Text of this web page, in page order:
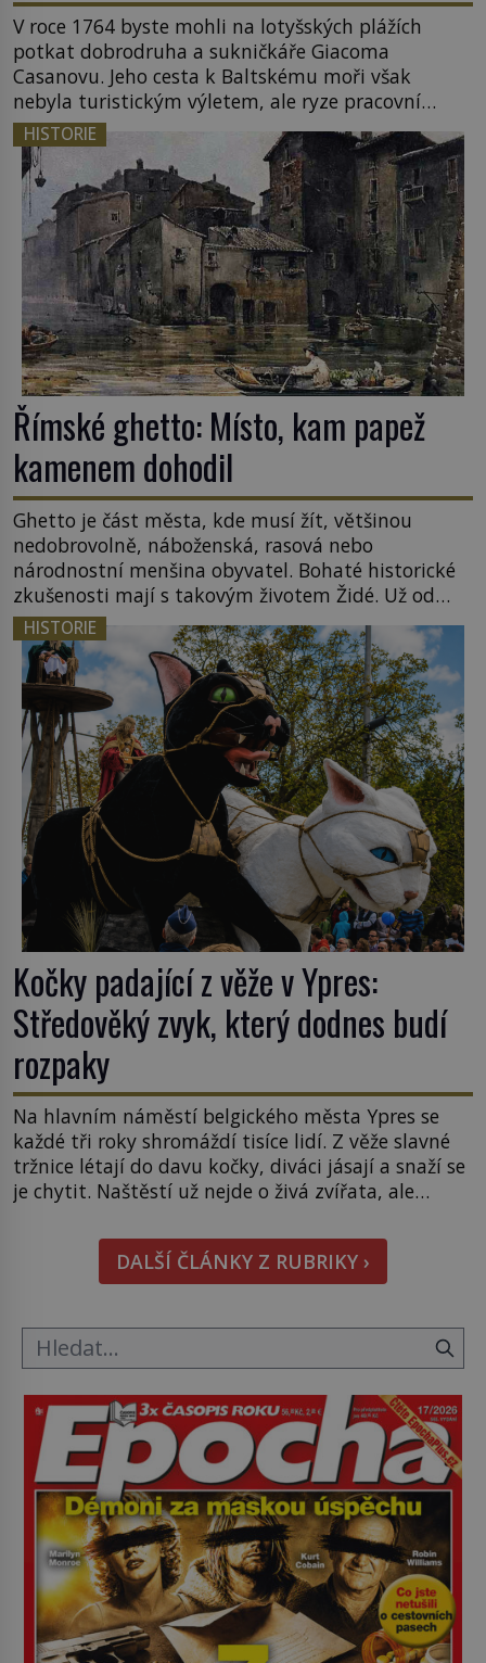
V roce 1764 byste mohli na lotyšských plážích
potkat dobrodruha a sukničkáře Giacoma
Casanovu. Jeho cesta k Baltskému moři však
nebyla turistickým výletem, ale ryze pracovní
cestou se zištnými úmysly. Jaký cíl Casanova
sledoval, když se například procházel uličkami
lotyšské Rigy? Casanova v Pobaltí kontaktoval
tamní zednářské lóže. Nebyl v této oblasti žádným
nováčkem, protože do zednářské […]
HISTORIE
Římské ghetto: Místo, kam papež
kamenem dohodil
Ghetto je část města, kde musí žít, většinou
nedobrovolně, náboženská, rasová nebo
národnostní menšina obyvatel. Bohaté historické
zkušenosti mají s takovým životem Židé. Už od
středověku jsou totiž v každou chvíli nuceni v
nějakém žít. Mezi ty nejslavnější patří i římské
ghetto založené v roce 1555. Pokud jde o vztah
k Židům, nemá se Řím čím chlubit. […]
HISTORIE
Kočky padající z věže v Ypres:
Středověký zvyk, který dodnes budí
rozpaky
Na hlavním náměstí belgického města Ypres se
každé tři roky shromáždí tisíce lidí. Z věže slavné
tržnice létají do davu kočky, diváci jásají a snaží se
je chytit. Naštěstí už nejde o živá zvířata, ale
Tato veselá podívaná připomíná jeden z
nejpodivnějších a zároveň nejkrutějších zvyků […]
DALŠÍ ČLÁNKY Z RUBRIKY ›